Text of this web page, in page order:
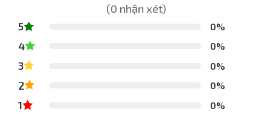
(0 nhận xét)
5 0%
4 0%
3 0%
2 0%
1 0%